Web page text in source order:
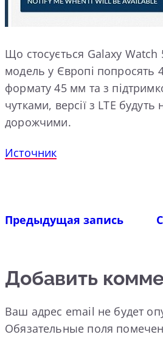
Що стосується Galaxy Watch
модель у Європі попросять
формату 45 мм та з
чутками, версії з LTE будуть
дорожчими.
Источник
Предыдущая запись
Добавить
Ваш адрес email не будет
Обязательные поля